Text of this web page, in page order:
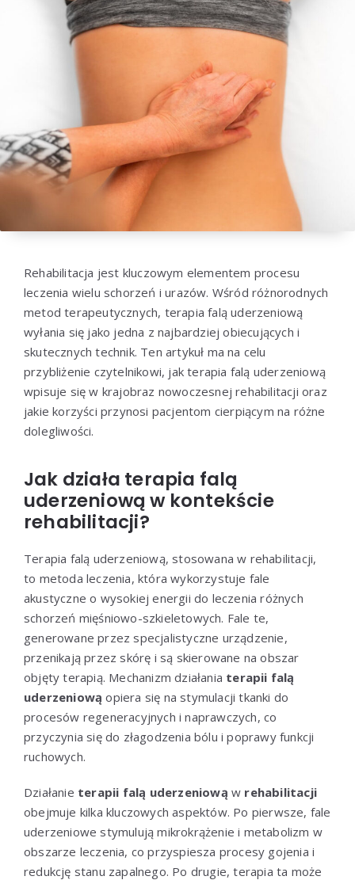
Rehabilitacja jest kluczowym elementem procesu
leczenia wielu schorzeń i urazów. Wśród różnorodnych
metod terapeutycznych, terapia falą uderzeniową
wyłania się jako jedna z najbardziej obiecujących i
skutecznych technik. Ten artykuł ma na celu
przybliżenie czytelnikowi, jak terapia falą uderzeniową
wpisuje się w krajobraz nowoczesnej rehabilitacji oraz
jakie korzyści przynosi pacjentom cierpiącym na różne
dolegliwości.
Jak działa terapia falą
uderzeniową w kontekście
rehabilitacji?
Terapia falą uderzeniową, stosowana w rehabilitacji,
to metoda leczenia, która wykorzystuje fale
akustyczne o wysokiej energii do leczenia różnych
schorzeń mięśniowo-szkieletowych. Fale te,
generowane przez specjalistyczne urządzenie,
przenikają przez skórę i są skierowane na obszar
objęty terapią. Mechanizm działania terapii falą
uderzeniową opiera się na stymulacji tkanki do
procesów regeneracyjnych i naprawczych, co
przyczynia się do złagodzenia bólu i poprawy funkcji
ruchowych.
Działanie terapii falą uderzeniową w rehabilitacji
obejmuje kilka kluczowych aspektów. Po pierwsze, fale
uderzeniowe stymulują mikrokrążenie i metabolizm w
obszarze leczenia, co przyspiesza procesy gojenia i
redukcję stanu zapalnego. Po drugie, terapia ta może